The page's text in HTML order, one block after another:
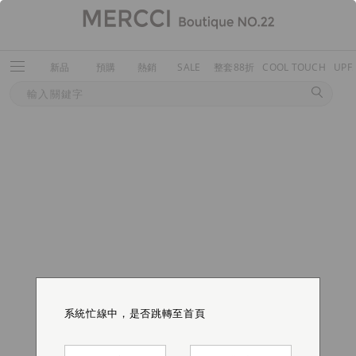
新品 預購 熱銷 SALE 整套88折 COOL TOUCH
系統忙線中，是否跳轉至首頁
系統忙線中，是否跳轉至首頁
系統忙線中，是否跳轉至首頁
系統忙線中，是否跳轉至首頁
系統忙線中，是否跳轉至首頁